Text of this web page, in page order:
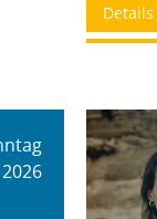
Details